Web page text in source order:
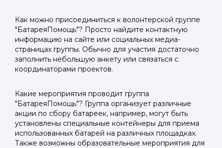
Как можно присоединиться к волонтерской группе
"БатареяПомощь"? Просто найдите контактную
информацию на сайте или социальных медиа-
страницах группы. Обычно для участия достаточно
заполнить небольшую анкету или связаться с
координаторами проектов.
Какие мероприятия проводит группа
"БатареяПомощь"? Группа организует различные
акции по сбору батареек, например, могут быть
установлены специальные контейнеры для приема
использованных батарей на различных площадках.
Также возможны образовательные мероприятия для